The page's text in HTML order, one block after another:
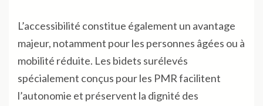
L’accessibilité constitue également un avantage
majeur, notamment pour les personnes âgées ou à
mobilité réduite. Les bidets surélevés
spécialement conçus pour les PMR facilitent
l’autonomie et préservent la dignité des